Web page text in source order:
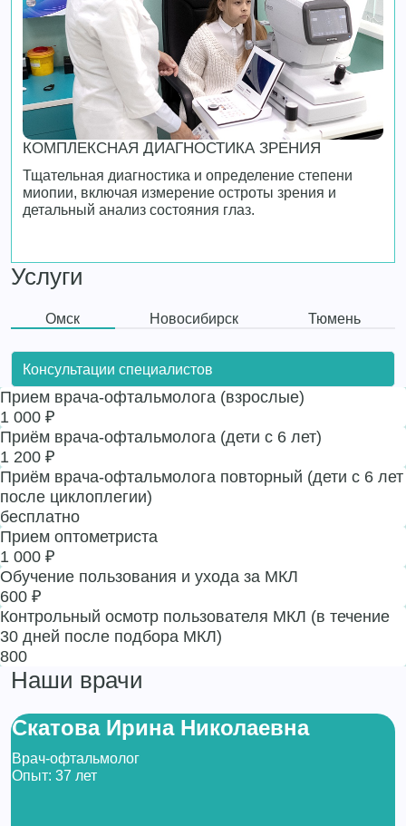
КОМПЛЕКСНАЯ ДИАГНОСТИКА ЗРЕНИЯ
Тщательная диагностика и определение степени
миопии, включая измерение остроты зрения и
детальный анализ состояния глаз.
Услуги
Омск Новосибирск Тюмень
Консультации специалистов
Прием врача-офтальмолога (взрослые)
1 000 ₽
Приём врача-офтальмолога (дети с 6 лет)
1 200 ₽
Приём врача-офтальмолога повторный (дети с 6 лет
после циклоплегии)
бесплатно
Прием оптометриста
1 000 ₽
Обучение пользования и ухода за МКЛ
600 ₽
Контрольный осмотр пользователя МКЛ (в течение
30 дней после подбора МКЛ)
800
Наши врачи
Скатова Ирина Николаевна
Врач-офтальмолог
Опыт: 37 лет